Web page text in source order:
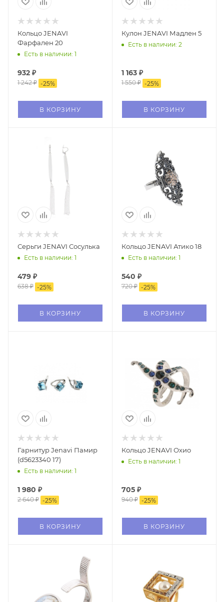
Кольцо JENAVI
Фарфален 20
Есть в наличии: 1
932 ₽
1 242₽ -25%
В КОРЗИНУ
Кулон JENAVI Мадлен 5
Есть в наличии: 2
1 163 ₽
1 550₽ -25%
В КОРЗИНУ
Серьги JENAVI Сосулька
Есть в наличии: 1
479 ₽
638₽ -25%
В КОРЗИНУ
Кольцо JENAVI Атико 18
Есть в наличии: 1
540 ₽
720₽ -25%
В КОРЗИНУ
Гарнитур Jenavi Памир
(d5623340 17)
Есть в наличии: 1
1 980 ₽
2 640₽ -25%
В КОРЗИНУ
Кольцо JENAVI Охио
Есть в наличии: 1
705 ₽
940₽ -25%
В КОРЗИНУ